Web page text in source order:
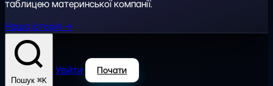
таблицею материнської компанії.
Наша історія →
Пошук ⌘K
Увійти Почати